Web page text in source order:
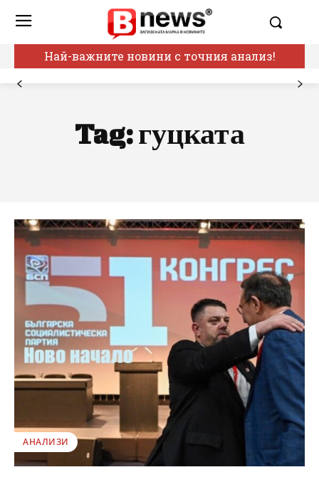
Най-важните новини с точния анализ!
Tag:гуцката
АНАЛИЗИ